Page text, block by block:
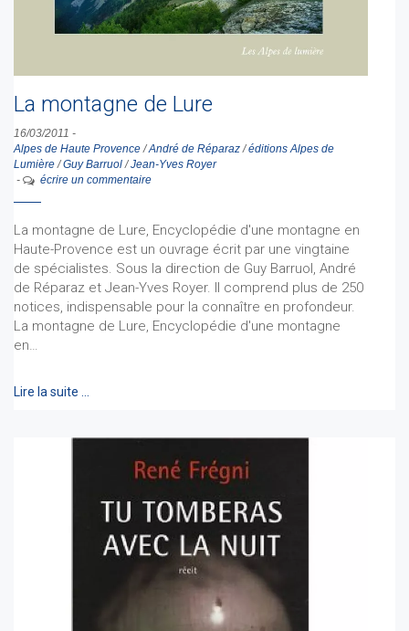
La montagne de Lure
16/03/2011 -
Alpes de Haute Provence/André de Réparaz/éditions Alpes de
Lumière/Guy Barruol/Jean-Yves Royer
-
écrire un commentaire
La montagne de Lure, Encyclopédie d'une montagne en
Haute-Provence est un ouvrage écrit par une vingtaine
de spécialistes. Sous la direction de Guy Barruol, André
de Réparaz et Jean-Yves Royer. Il comprend plus de 250
notices, indispensable pour la connaître en profondeur.
La montagne de Lure, Encyclopédie d'une montagne
en…
Lire la suite …